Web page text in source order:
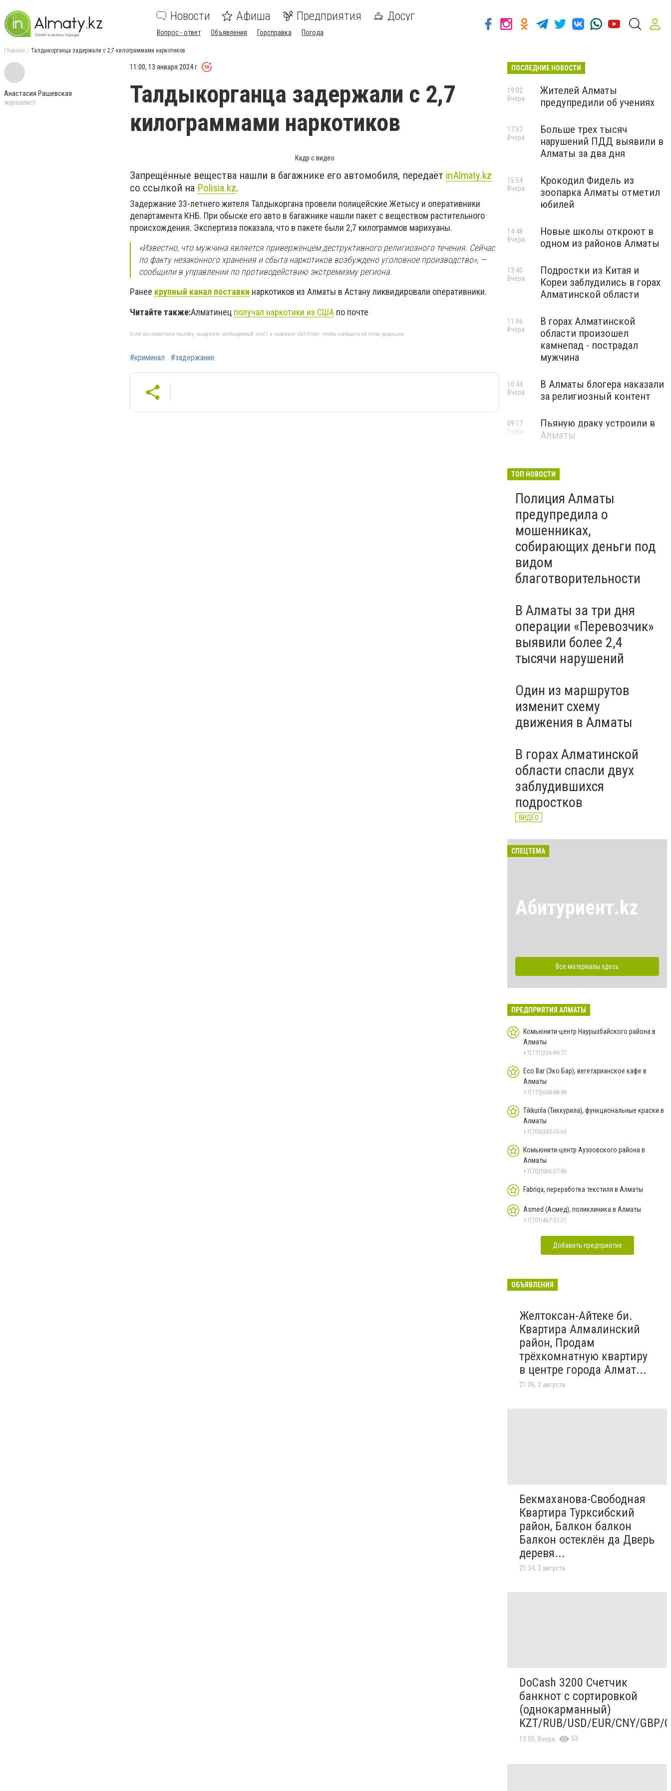
Новости Афиша Предприятия Досуг
Вопрос - ответ Объявления Горсправка Погода
Главная Талдыкорганца задержали с 2,7 килограммами наркотиков
Анастасия Рашевская
журналист
11:00, 13 января 2024 г.
Талдыкорганца задержали с 2,7
килограммами наркотиков
Кадр с видео
Запрещённые вещества нашли в багажнике его автомобиля, передаёт inAlmaty.kz
со ссылкой на Polisia.kz.
Задержание 33-летнего жителя Талдыкоргана провели полицейские Жетысу и оперативники
департамента КНБ. При обыске его авто в багажнике нашли пакет с веществом растительного
происхождения. Экспертиза показала, что в пакете были 2,7 килограммов марихуаны.
«Известно, что мужчина является приверженцем деструктивного религиозного течения. Сейчас
по факту незаконного хранения и сбыта наркотиков возбуждено уголовное производство», —
сообщили в управлении по противодействию экстремизму региона.
Ранее крупный канал поставки наркотиков из Алматы в Астану ликвидировали оперативники.
Читайте также:Алматинец получал наркотики из США по почте
Если вы заметили ошибку, выделите необходимый текст и нажмите Ctrl+Enter, чтобы сообщить об этом редакции
#криминал #задержание
ПОСЛЕДНИЕ НОВОСТИ
Жителей Алматы
предупредили об учениях
19:02
Вчера
Больше трех тысяч
нарушений ПДД выявили в
Алматы за два дня
17:57
Вчера
Крокодил Фидель из
зоопарка Алматы отметил
юбилей
15:54
Вчера
Новые школы откроют в
одном из районов Алматы
14:48
Вчера
Подростки из Китая и
Кореи заблудились в горах
Алматинской области
13:40
Вчера
В горах Алматинской
области произошел
камнепад - пострадал
мужчина
11:56
Вчера
В Алматы блогера наказали
за религиозный контент
10:44
Вчера
Пьяную драку устроили в
Алматы
09:17
Вчера
ТОП НОВОСТИ
Полиция Алматы
предупредила о
мошенниках,
собирающих деньги под
видом
благотворительности
В Алматы за три дня
операции «Перевозчик»
выявили более 2,4
тысячи нарушений
Один из маршрутов
изменит схему
движения в Алматы
В горах Алматинской
области спасли двух
заблудившихся
подростков
ВИДЕО
СПЕЦТЕМА
Абитуриент.kz
Все материалы здесь
ПРЕДПРИЯТИЯ АЛМАТЫ
Комьюнити-центр Наурызбайского района в
Алматы
+7(771)226-89-77
Eco Bar (Эко Бар), вегетарианское кафе в
Алматы
+7(775)648-88-88
Tikkurila (Тиккурила), функциональные краски в
Алматы
+7(705)385-65-65
Комьюнити-центр Ауэзовского района в
Алматы
+7(702)066-27-86
Fabriqa, переработка текстиля в Алматы
Asmed (Асмед), поликлиника в Алматы
+7(701)467-37-21
Добавить предприятие
ОБЪЯВЛЕНИЯ
Желтоксан-Айтеке би.
Квартира Алмалинский
район, Продам
трёхкомнатную квартиру
в центре города Алмат...
21:36, 2 августа
Бекмаханова-Свободная
Квартира Турксибский
район, Балкон балкон
Балкон остеклён да Дверь
деревя...
21:34, 2 августа
DoCash 3200 Счетчик
банкнот с сортировкой
(однокарманный)
KZT/RUB/USD/EUR/CNY/GBP/
13:05, Вчера 53